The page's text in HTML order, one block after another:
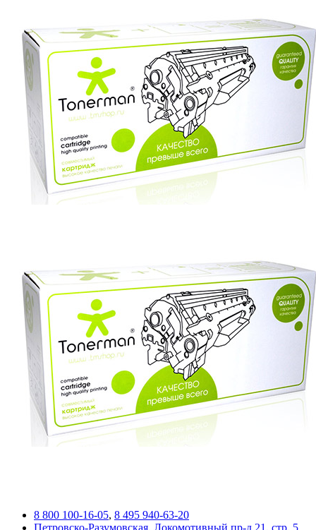
8 800 100-16-05, 8 495 940-63-20
Петровско-Разумовская, Локомотивный пр-д 21, стр. 5